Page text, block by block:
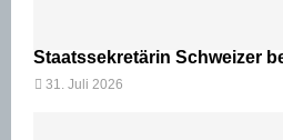
Staatssekretärin Schweizer
31. Juli 2026